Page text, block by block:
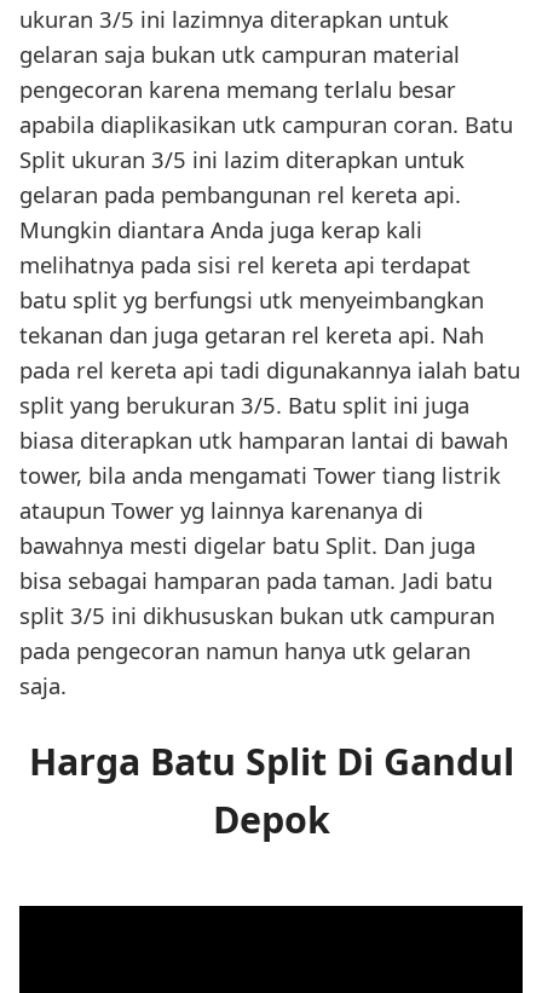
ukuran 3/5 ini lazimnya diterapkan untuk
gelaran saja bukan utk campuran material
pengecoran karena memang terlalu besar
apabila diaplikasikan utk campuran coran. Batu
Split ukuran 3/5 ini lazim diterapkan untuk
gelaran pada pembangunan rel kereta api.
Mungkin diantara Anda juga kerap kali
melihatnya pada sisi rel kereta api terdapat
batu split yg berfungsi utk menyeimbangkan
tekanan dan juga getaran rel kereta api. Nah
pada rel kereta api tadi digunakannya ialah batu
split yang berukuran 3/5. Batu split ini juga
biasa diterapkan utk hamparan lantai di bawah
tower, bila anda mengamati Tower tiang listrik
ataupun Tower yg lainnya karenanya di
bawahnya mesti digelar batu Split. Dan juga
bisa sebagai hamparan pada taman. Jadi batu
split 3/5 ini dikhususkan bukan utk campuran
pada pengecoran namun hanya utk gelaran
saja.
Harga Batu Split Di Gandul
Depok